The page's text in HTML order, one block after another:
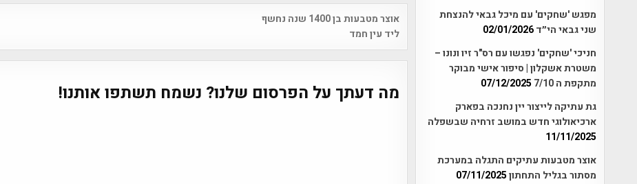
Post
navigation
אוצר מטבעות בן 1400 שנה נחשף
ליד עין חמד
מה דעתך על הפרסום שלנו? נשמח תשתפו אותנו!
מפגש 'שחקים' עם מיכל גבאי להנצחת
שני גבאי הי״ד02/01/2026
חניכי 'שחקים' נפגשו עם רס"ר זיו ונונו –
משטרת אשקלון | סיפור אישי מבוקר
מתקפת ה 7/10
07/12/2025
גת עתיקה לייצור יין נחנכה בפארק
ארכיאולוגי חדש במושב זרחיה שבשפלה
11/11/2025
אוצר מטבעות עתיקים התגלה במערכת
מסתור בגליל התחתון07/11/2025